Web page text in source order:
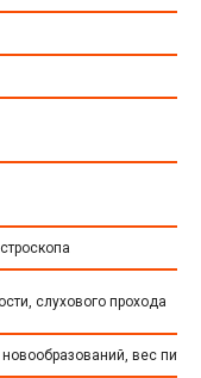
слухового прохода
вес